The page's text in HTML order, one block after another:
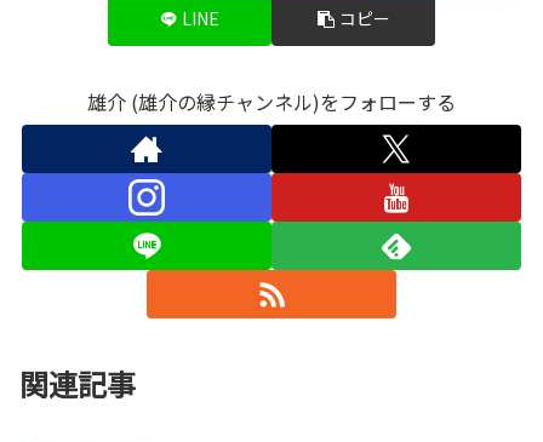
LINE コピー
雄介 (雄介の縁チャンネル)をフォローする
関連記事